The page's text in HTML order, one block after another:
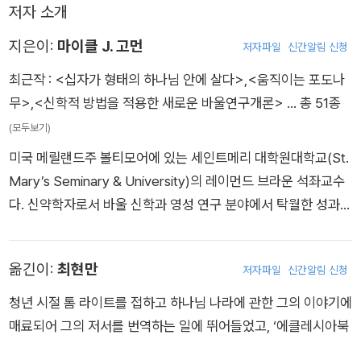
정의한다. 둘째, 그렇다면 우리가 1장에서 확인했듯이, 부활하신
분은 여전히 십자가에 못 박히신 분이다. 케제만의 유명한 말처럼
“십자가는 부활하신 분의 서명이다.” 앞에서 묘사한 바 ‘십자가화
로서-현재적-부활’의 역설적 특징을 요구하고 허용하는 것이 바
히다”
여하는 거룩함이 칭의의 핵심이다. 이를 통해 고먼은 칭의와 그
다. 그는 칭의론의 중요 본문인 갈라디아서와 로마서의 주요 논쟁
거리를 내러티브적 관점으로 솎아 내며 십자가 형태의 거룩함이
구원의 본질적 과정이라고 말한다. 구체적으로 거룩함은 비폭력
과 화해의 자태로 드러난다. 이런 삶을 통해 우리는 하나님의 성
품에 참여하는 길을 걷게 된다. 늘 듣던 믿음과 은혜 ‘타령’이 뭔
가 이상하다고 생각해 온 사람들, 신앙이 내 삶과 따로 노는 것의
불편함을 해소하려는 이들에게, 보다 포괄적이고 깊은 칭의 이야
중심으로 이해하면서 그리스도와의 연합과 빌립보서 2:6-11에
나타난 그리스도 이야기를 이 관점에 따라 설명한다. 궁극적으로
로, 이는 삼위 하나님의 십자가 형태의 성품과 생명에 변혁적으로
참여하는 것임을 이 책은 규명해 낸다. 『십자가 형태의 하나님 안
에 살다』는 무엇보다도 흥미진진하다. 바울 신학의 핵심을 ‘변
화’라는 역동적인 관점에서 재해석하는 이 책을 통해 독자들은 유
익하고 새로운 통찰을 발견할 것이다.
저자 소개
지은이: 마이클 J. 고먼 저자파일 신간알림 신청
최근작 : <십자가 형태의 하나님 안에 살다> <움직이는 포도나
무> <신학적 방법을 적용한 새로운 바울연구개론> … 총 51종
(모두보기)
미국 메릴랜드주 볼티모어에 있는 세인트메리 대학원대학교(St.
Mary’s Seminary & University)의 레이먼드 브라운 석좌교수
다. 신약학자로서 바울 신학과 영성 연구 분야에서 탁월한 성과를
록 바르게 읽기』(이상 새물결플러스), 『속죄와 새 언약』(에클레
시아북스), 『신학적 방법을 적용한 새로운 바울연구 개론』(대한
기독교서회) 등이 있다.
옮긴이: 최현만 저자파일 신간알림 신청
청년 시절 톰 라이트를 접하고 하나님 나라에 관한 그의 이야기에
매료되어 그의 저서를 번역하는 일에 뛰어들었고, ‘에클레시아북